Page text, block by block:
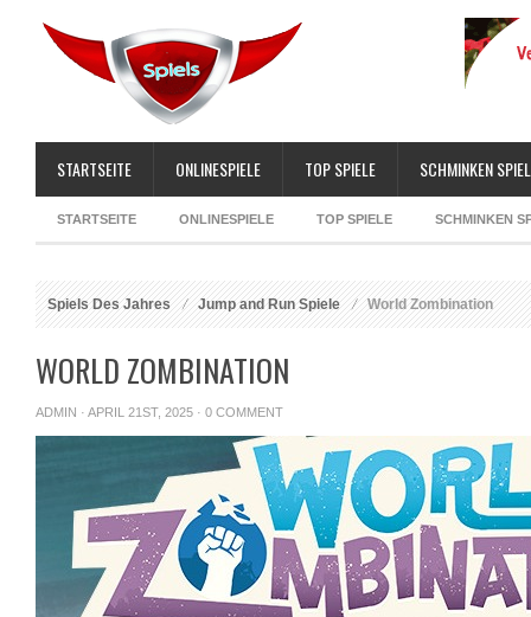
STARTSEITE ONLINESPIELE TOP SPIELE SCHMINKEN
STARTSEITE ONLINESPIELE TOP SPIELE SCHMINKEN
Spiels Des Jahres Jump and Run Spiele World Zombination
WORLD ZOMBINATION
ADMIN · APRIL 21ST, 2025 · 0 COMMENT